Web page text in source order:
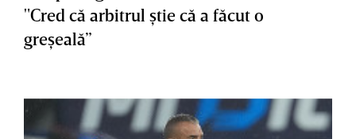
"Cred că arbitrul ştie că a făcut o
greşeală”